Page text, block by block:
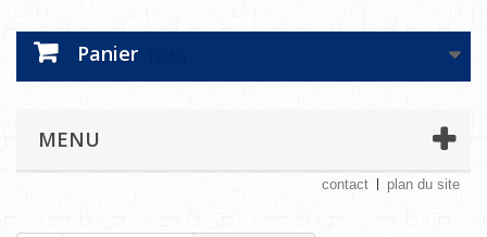
Panier
MENU
contact plan du site